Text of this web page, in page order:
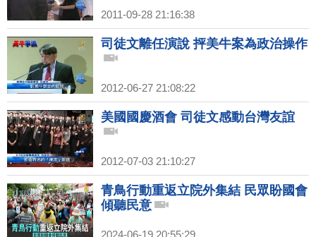
2011-09-28 21:16:38
司徒文離任演說 抨美牛案為政治操作
2012-06-27 21:08:22
美國國慶酒會 司徒文感動台灣友誼
2012-07-03 21:10:27
青鳥行動重返立院外集結 民眾盼國會
傾聽民意